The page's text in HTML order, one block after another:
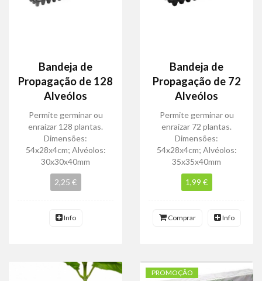
Bandeja de
Propagação de 128
Alveólos
Permite germinar ou
enraízar 128 plantas.
Dimensões:
54x28x4cm; Alvéolos:
30x30x40mm
2,25 €
Info
Bandeja de
Propagação de 72
Alveólos
Permite germinar ou
enraízar 72 plantas.
Dimensões:
54x28x4cm; Alvéolos:
35x35x40mm
1,99 €
Comprar Info
PROMOÇÃO